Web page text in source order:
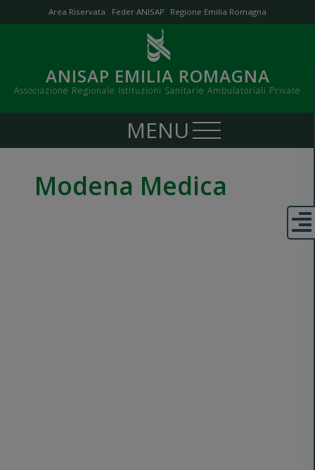
ANISAP EMILIA ROMAGNA
Associazione Regionale Istituzioni Sanitarie Ambulatoriali Private
Area Riservata Feder ANISAP Regione Emilia Romagna
Modena Medica